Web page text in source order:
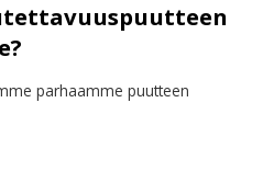
parhaamme puutteen